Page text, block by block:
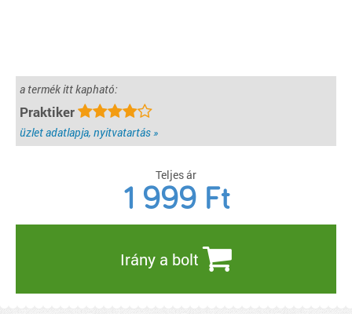
a termék itt kapható:
Praktiker
üzlet adatlapja, nyitvatartás »
Teljes ár
1 999 Ft
Irány a bolt